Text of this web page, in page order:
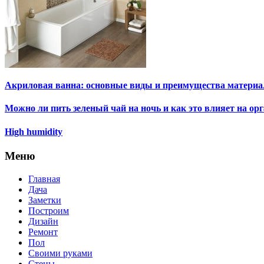
Акриловая ванна: основные виды и преимущества
Можно ли пить зеленый чай на ночь и как это влияет на
High humidity
Меню
Главная
Дача
Заметки
Построим
Дизайн
Ремонт
Пол
Своими руками